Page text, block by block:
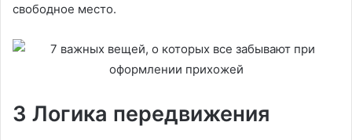
свободное место.
3 Логика передвижения